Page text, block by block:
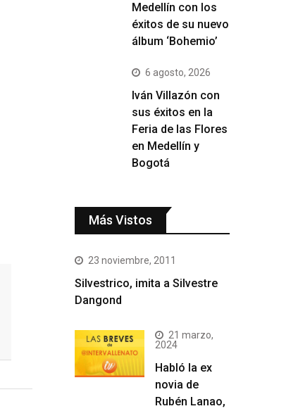
Medellín con los
éxitos de su nuevo
álbum ‘Bohemio’
6 agosto, 2026
Iván Villazón con
sus éxitos en la
Feria de las Flores
en Medellín y
Bogotá
Más Vistos
23 noviembre, 2011
Silvestrico, imita a Silvestre
Dangond
21 marzo,
2024
Habló la ex
novia de
Rubén Lanao,